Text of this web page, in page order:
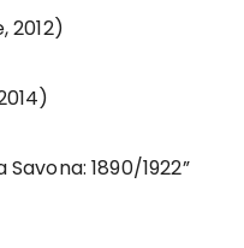
2012)
1890/1922”